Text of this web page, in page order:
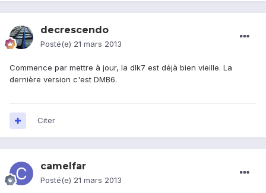
decrescendo
Posté(e) 21 mars 2013
Commence par mettre à jour, la dlk7 est déjà bien vieille. La
dernière version c'est DMB6.
Citer
camelfar
Posté(e) 21 mars 2013